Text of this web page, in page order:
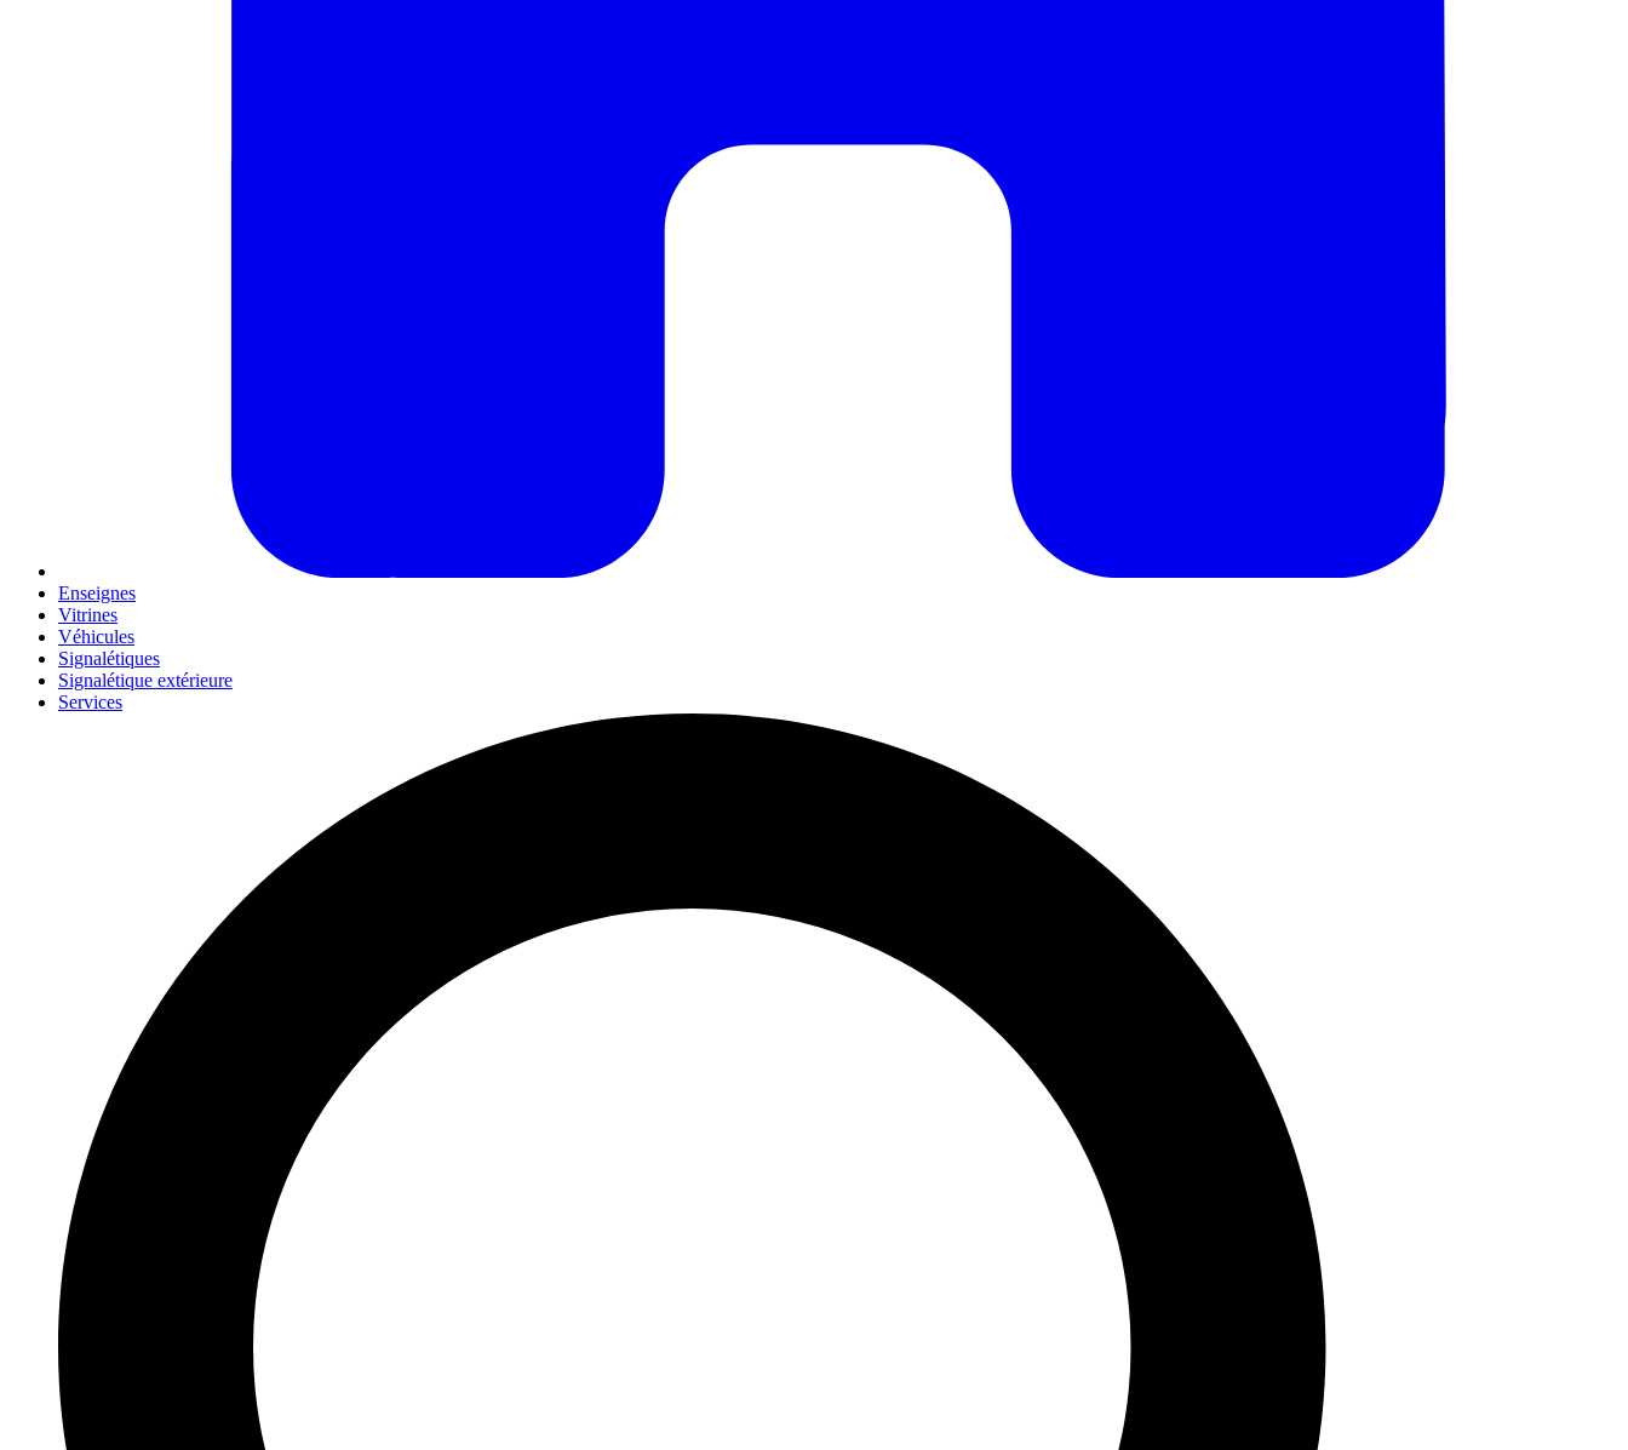
Enseignes
Vitrines
Véhicules
Signalétiques
Signalétique extérieure
Services